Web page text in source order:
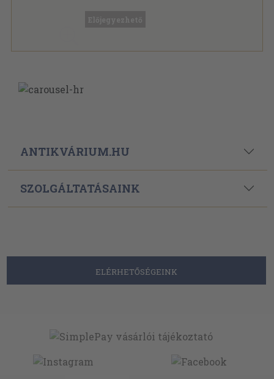
ANTIKVÁRIUM.HU
SZOLGÁLTATÁSAINK
ELÉRHETŐSÉGEINK